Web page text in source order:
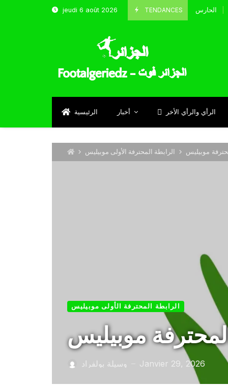
jeudi 6 août 2026 TENDANCES
الحارس بوحلفاية يتحدث عن طموحاته مع المنتخب و شباب
الرئيسية أخبار الرأي والرأي الأخر
الرابطة المحترفة الأولى موبيليس
الرابطة المحترفة الأولى موبيليس
وسيلة بولفراد — Janvier 29, 2026